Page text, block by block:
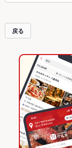
戻る